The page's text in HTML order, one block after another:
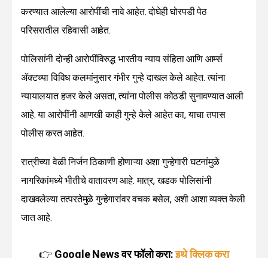
करण्यात आलेल्या आरोपींची नावे आहेत. दोघेही घोरपडी पेठ
परिसरातील रहिवासी आहेत.
पोलिसांनी दोन्ही आरोपींविरुद्ध भारतीय न्याय संहिता आणि आर्म्स
ॲक्टच्या विविध कलमांनुसार गंभीर गुन्हे दाखल केले आहेत. त्यांना
न्यायालयात हजर केले असता, त्यांना पोलीस कोठडी सुनावण्यात आली
आहे. या आरोपींनी आणखी काही गुन्हे केले आहेत का, याचा तपास
पोलीस करत आहेत.
रात्रीच्या वेळी निर्जन ठिकाणी होणाऱ्या अशा गुन्हेगारी घटनांमुळे
नागरिकांमध्ये भीतीचे वातावरण आहे. मात्र, खडक पोलिसांनी
दाखवलेल्या तत्परतेमुळे गुन्हेगारांवर वचक बसेल, अशी आशा व्यक्त केली
जात आहे.
👉 Google News वर फॉलो करा: इथे क्लिक करा